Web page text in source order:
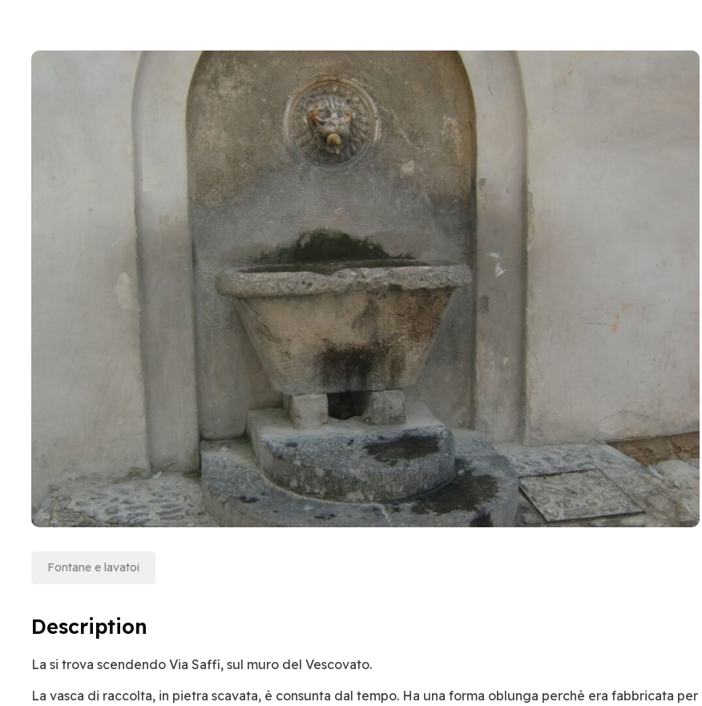
Fontane e lavatoi
Description
La si trova scendendo Via Saffi, sul muro del Vescovato.
La vasca di raccolta, in pietra scavata, è consunta dal tempo. Ha una forma oblunga perchè era fabbricata per